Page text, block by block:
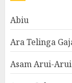
Abiu
Ara Telinga
Asam Arui-Arui